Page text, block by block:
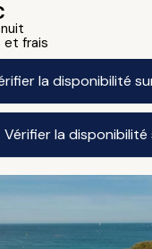
et frais
la disponibilité
Vérifier la disponibilité